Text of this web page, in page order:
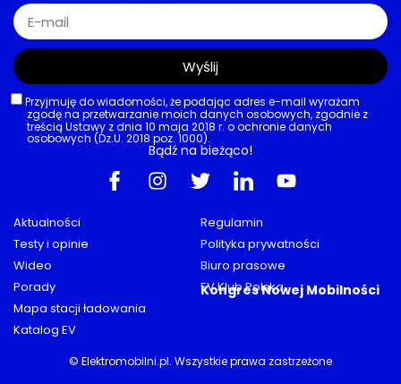
Aktualności
Testy i opinie
Wideo
Porady
Mapa stacji ładowania
Katalog EV
Regulamin
Polityka prywatności
Biuro prasowe
EV Klub Polska
Kongres Nowej Mobilności
Przyjmuję do wiadomości, że podając adres e-mail wyrażam
zgodę na przetwarzanie moich danych osobowych, zgodnie z
treścią Ustawy z dnia 10 maja 2018 r. o ochronie danych
osobowych (Dz.U. 2018 poz. 1000).
Wyślij
Bądź na bieżąco!
© Elektromobilni.pl. Wszystkie prawa zastrzeżone